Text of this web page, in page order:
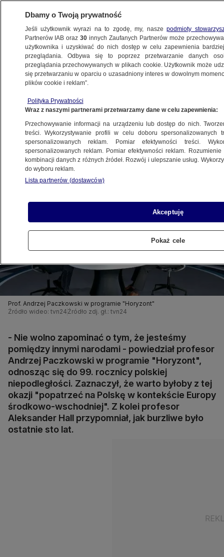
ŚWIAT
wszystkim narodom" w regionie
12.11.2017, 09:43
Udostępnij
Prof. Andrzej Paczkowski w programie "Horyzont"
Źródło wideo: tvn24 Źródło zdj. gł.: tvn24
- Nie wolno zapominać o tym, że jesteśmy
pomiędzy innymi narodami - powiedział profesor
Andrzej Paczkowski w programie "Horyzont",
odnosząc się do 99. rocznicy polskiej
niepodległości. Zaznaczył, że warto byłoby z tej
okazji "popatrzeć na Polskę w kontekście Europy
środkowo-wschodniej". Z kolei profesor
Aleksander Hall przypomniał, jak burzliwe było
ostatnie sto lat.
Dbamy o Twoją prywatność
Jeśli użytkownik wyrazi na to zgodę, my, naszepodmioty
Partnerów IAB oraz30 innych Zaufanych Partnerów może
użytkownika i uzyskiwać do nich dostęp w celu zapewnienia
przeglądania. Odbywa się to poprzez przetwarzanie danych
przeglądania przechowywanych w plikach cookie. Użytkownik może
się przetwarzaniu w oparciu o uzasadniony interes w dowolnym
plików cookie i reklam”.
Polityka Prywatności
Wraz z naszymi partnerami przetwarzamy dane w celu zapewnienia:
Przechowywanie informacji na urządzeniu lub dostęp do nich.
treści. Wykorzystywanie profili w celu doboru spersonalizowanych
spersonalizowanych reklam. Pomiar efektywności treści.
spersonalizowanych reklam. Pomiar efektywności reklam.
kombinacji danych z różnych źródeł. Rozwój i ulepszanie usług.
do wyboru reklam.
Lista partnerów (dostawców)
Akceptuję
Pokaż cele